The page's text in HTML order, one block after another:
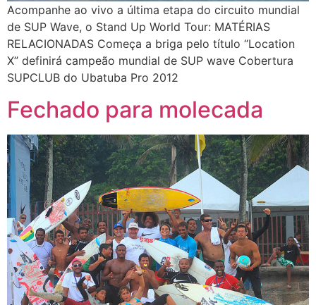
Acompanhe ao vivo a última etapa do circuito mundial
de SUP Wave, o Stand Up World Tour: MATÉRIAS
RELACIONADAS Começa a briga pelo título “Location
X” definirá campeão mundial de SUP wave Cobertura
SUPCLUB do Ubatuba Pro 2012
Fechado para molecada